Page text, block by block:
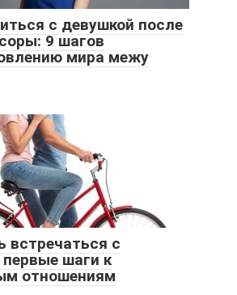
с девушкой после
9 шагов
мира межу
встречаться с
шаги к
отношениям